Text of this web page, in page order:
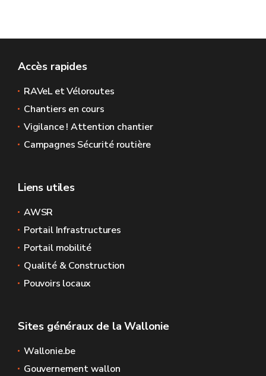
Accès rapides
RAVeL et Véloroutes
Chantiers en cours
Vigilance ! Attention chantier
Campagnes Sécurité routière
Liens utiles
AWSR
Portail Infrastructures
Portail mobilité
Qualité & Construction
Pouvoirs locaux
Sites généraux de la Wallonie
Wallonie.be
Gouvernement wallon